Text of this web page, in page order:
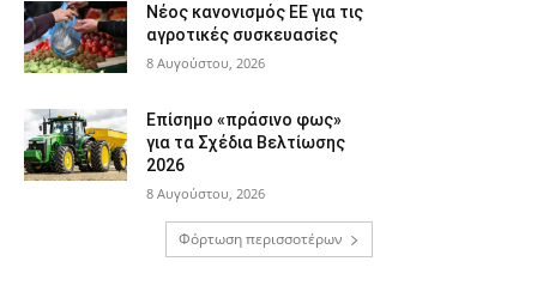
Νέος κανονισμός ΕΕ για τις
αγροτικές συσκευασίες
8 Αυγούστου, 2026
Επίσημο «πράσινο φως»
για τα Σχέδια Βελτίωσης
2026
8 Αυγούστου, 2026
Φόρτωση περισσοτέρων